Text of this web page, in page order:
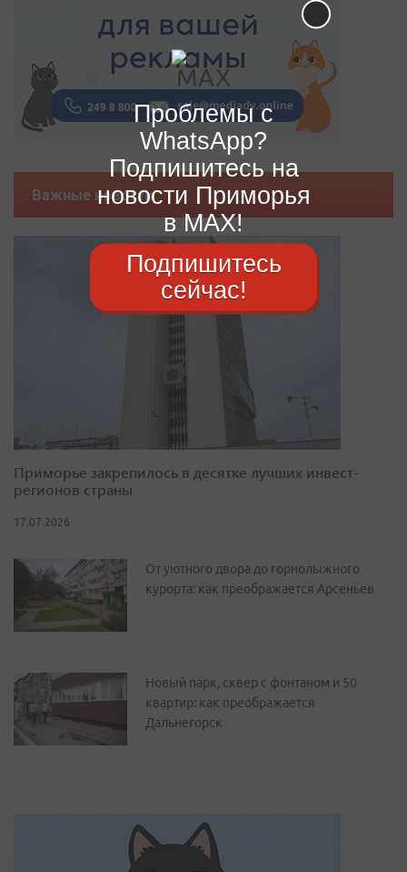
Важные новости
Приморье закрепилось в десятке лучших инвест-
регионов страны
17.07.2026
От уютного двора до горнолыжного
курорта: как преображается Арсеньев
Новый парк, сквер с фонтаном и 50
квартир: как преображается
Дальнегорск
Проблемы с
WhatsApp?
Подпишитесь на
новости Приморья
в MAX!
Подпишитесь
сейчас!